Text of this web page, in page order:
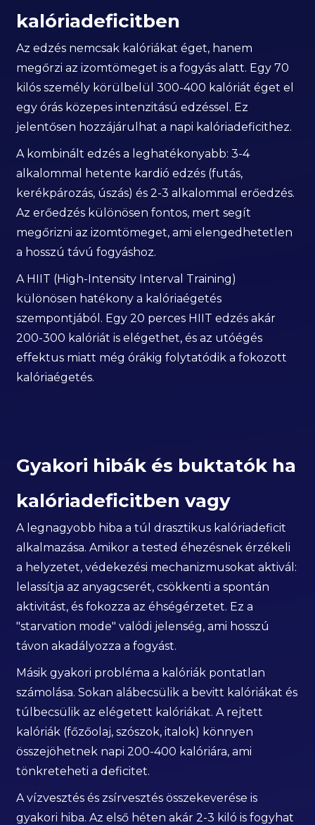
kalóriadeficitben
Az edzés nemcsak kalóriákat éget, hanem
megőrzi az izomtömeget is a fogyás alatt. Egy 70
kilós személy körülbelül 300-400 kalóriát éget el
egy órás közepes intenzitású edzéssel. Ez
jelentősen hozzájárulhat a napi kalóriadeficithez.
A kombinált edzés a leghatékonyabb: 3-4
alkalommal hetente kardió edzés (futás,
kerékpározás, úszás) és 2-3 alkalommal erőedzés.
Az erőedzés különösen fontos, mert segít
megőrizni az izomtömeget, ami elengedhetetlen
a hosszú távú fogyáshoz.
A HIIT (High-Intensity Interval Training)
különösen hatékony a kalóriaégetés
szempontjából. Egy 20 perces HIIT edzés akár
200-300 kalóriát is elégethet, és az utóégés
effektus miatt még órákig folytatódik a fokozott
kalóriaégetés.
Gyakori hibák és buktatók ha
kalóriadeficitben vagy
A legnagyobb hiba a túl drasztikus kalóriadeficit
alkalmazása. Amikor a tested éhezésnek érzékeli
a helyzetet, védekezési mechanizmusokat aktivál:
lelassítja az anyagcserét, csökkenti a spontán
aktivitást, és fokozza az éhségérzetet. Ez a
"starvation mode" valódi jelenség, ami hosszú
távon akadályozza a fogyást.
Másik gyakori probléma a kalóriák pontatlan
számolása. Sokan alábecsülik a bevitt kalóriákat és
túlbecsülik az elégetett kalóriákat. A rejtett
kalóriák (főzőolaj, szószok, italok) könnyen
összejöhetnek napi 200-400 kalóriára, ami
tönkreteheti a deficitet.
A vízvesztés és zsírvesztés összekeverése is
gyakori hiba. Az első héten akár 2-3 kiló is fogyhat